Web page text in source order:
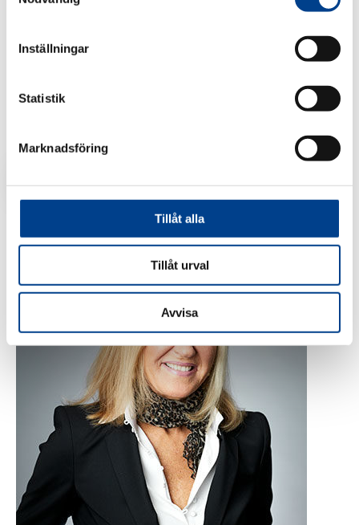
Inställningar
Statistik
Marknadsföring
Tillåt alla
Tillåt urval
Avvisa
COMMERCIAL MANAGER FINLAND